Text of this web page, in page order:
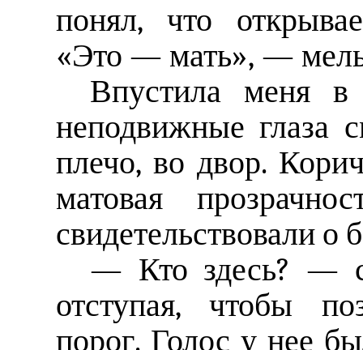
понял, что
«Это — мать», —
Впустила меня в
неподвижные глаза
плечо, во двор.
матовая
свидетельствовали о
— Кто здесь? —
отступая, чтобы
порог. Голос у нее